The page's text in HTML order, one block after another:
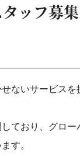
ッフ募
ないサービス
ており、グロ
す。